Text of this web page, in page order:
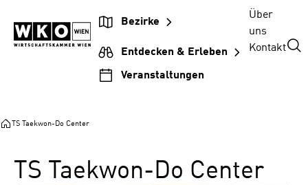
Inhalt
springen
Hauptnavigation
springen
Footer
springen
Bezirke
Entdecken & Erleben
Veranstaltungen
Über
uns
Kontakt
TS Taekwon-Do Center
TS Taekwon-Do Center